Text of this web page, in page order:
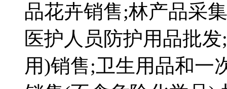
品花卉销售;林产品采
医护人员防护用品批
用)销售;卫生用品和一